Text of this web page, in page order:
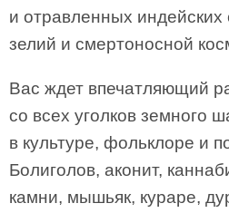
и отравленных
зелий и смертоносной
Вас ждет впечатляющий
со всех уголков земного
в культуре, фольклоре и
Болиголов, аконит,
камни, мышьяк, кураре,